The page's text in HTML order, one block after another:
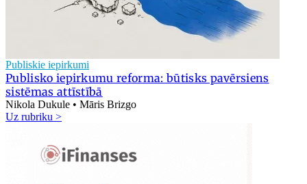
Publiskie iepirkumi
Publisko iepirkumu reforma: būtisks pavērsiens
sistēmas attīstībā
Nikola Dukule • Māris Brizgo
Uz rubriku >